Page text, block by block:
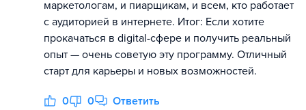
маркетологам, и пиарщикам, и всем, кто работает
с аудиторией в интернете. Итог: Если хотите
прокачаться в digital-сфере и получить реальный
опыт — очень советую эту программу. Отличный
старт для карьеры и новых возможностей.
0 0 Ответить